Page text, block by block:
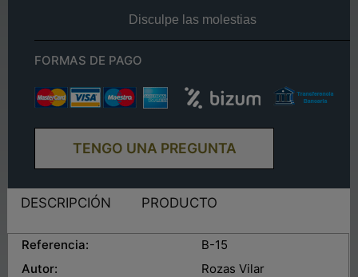
Disculpe las molestias
FORMAS DE PAGO
TENGO UNA PREGUNTA
DESCRIPCIÓN PRODUCTO
Referencia:
B-15
Autor:
Rozas Vilar